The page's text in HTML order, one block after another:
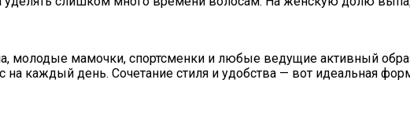
молодые мамочки, спортсменки и любые ведущие активный
каждый день. Сочетание стиля и удобства — вот идеальная